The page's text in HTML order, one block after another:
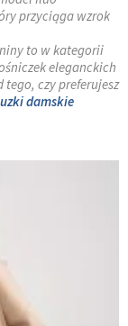
przyciąga wzrok
to w kategorii
eleganckich
tego, czy preferujesz
damskie